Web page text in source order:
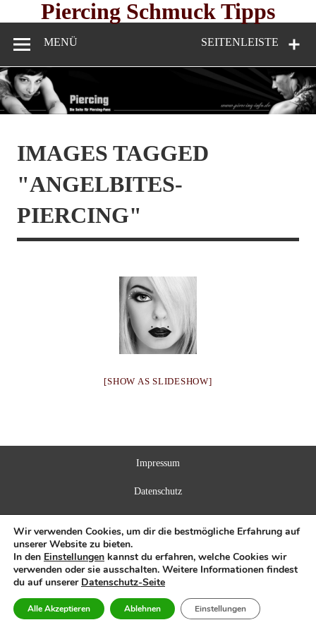
Piercing Schmuck Tipps
SEITENLEISTE
MENÜ
IMAGES TAGGED
"ANGELBITES-
PIERCING"
[SHOW AS SLIDESHOW]
Impressum
Datenschutz
Wir verwenden Cookies, um dir die bestmögliche Erfahrung auf
unserer Website zu bieten.
In den Einstellungen kannst du erfahren, welche Cookies wir
verwenden oder sie ausschalten. Weitere Informationen findest
du auf unserer Datenschutz-Seite
Alle Akzeptieren Ablehnen Einstellungen